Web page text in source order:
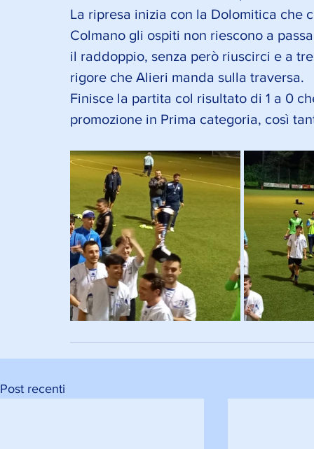
La ripresa inizia con la Dolomitica che
Colmano gli ospiti non riescono a
il raddoppio, senza però riuscirci e a
rigore che Alieri manda sulla traversa.
Finisce la partita col risultato di 1 a 0
promozione in Prima categoria, così
Post recenti